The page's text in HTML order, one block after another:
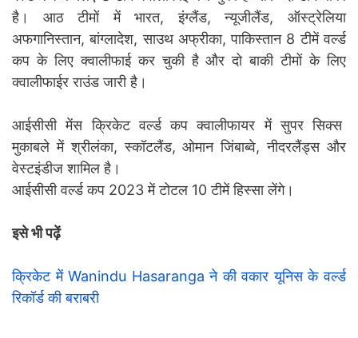
है। आठ टीमों में भारत, इंग्लैंड, न्यूजीलैंड, ऑस्ट्रेलिया
अफगानिस्तान, बांग्लादेश, साउथ अफ्रीका, पाकिस्तान 8 टीमें वर्ल्ड
कप के लिए क्वालीफाई कर चुकी है और दो बाकी टीमों के लिए
क्वालीफाईर राउंड जारी है।
आईसीसी मेंस क्रिकेट वर्ल्ड कप क्वालीफायर में सुपर सिक्स
मुकाबले में श्रीलंका, स्कॉटलैंड, ओमान जिंबाब्वे, नीदरलैंड्स और
वेस्टइंडीज शामिल है।
आईसीसी वर्ल्ड कप 2023 में टोटल 10 टीमें हिस्सा लेंगे।
इसे भी पढ़ें
क्रिकेट में Wanindu Hasaranga ने की वकार यूनिस के वर्ल्ड
रिकॉर्ड की बराबरी